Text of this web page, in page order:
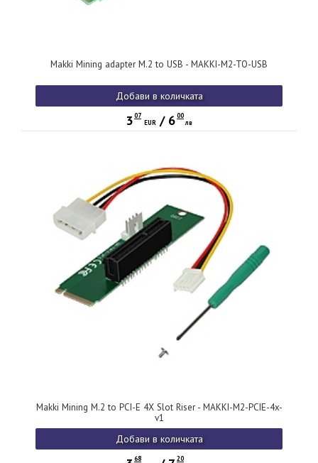
Makki Mining adapter M.2 to USB - MAKKI-M2-TO-USB
Добави в количката
307
EUR / 600
лв
Makki Mining M.2 to PCI-E 4X Slot Riser - MAKKI-M2-PCIE-4x-
v1
Добави в количката
68
20